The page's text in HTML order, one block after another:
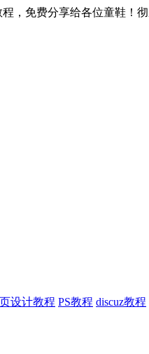
，免费分享给各位童鞋！
设计教程 PS教程 discuz教程